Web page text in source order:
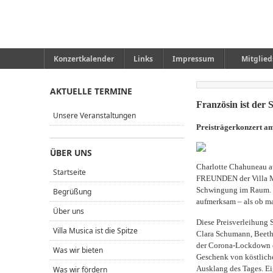
Konzertkalender Links Impressum
Französin ist der
Preisträgerkonzert
Charlotte Chahuneau
FREUNDEN der Villa
Schwingung im
aufmerksam – als ob
Diese Preisverleihung
Clara Schumann,
der Corona-Lockdown
Geschenk von
Ausklang des Tages.
AKTUELLE TERMINE
Unsere Veranstaltungen
ÜBER UNS
Startseite
Begrüßung
Über uns
Villa Musica ist die Spitze
Was wir bieten
Was wir fördern